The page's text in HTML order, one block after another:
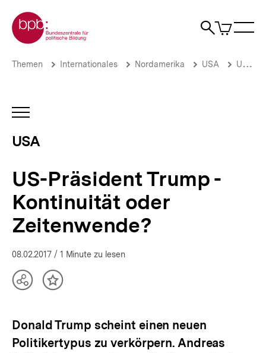
zum
Seiteninhalt
springen
Zur Startseite der bpb
Suche
Artikel
im
US-
Kontinuität
oder
bpb.de
Brotkrümelnavigation
Pfadnavigation
Themen Internationales Nordamerika USA US-Präsidentschaftswahlen
INHALTSNAVIGATION
USA
US-Präsident Trump -
Kontinuität oder
Zeitenwende?
08.02.2017 / 1 Minute zu lesen
TeilenInhalt
Donald Trump scheint einen neuen
Politikertypus zu verkörpern. Andreas